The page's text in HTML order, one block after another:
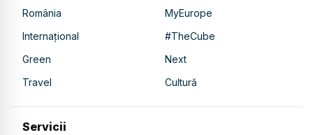
România
MyEurope
Internațional
#TheCube
Green
Next
Travel
Cultură
Servicii